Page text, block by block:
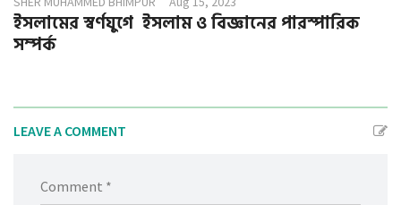
ইসলামের স্বর্ণযুগে ইসলাম ও বিজ্ঞানের পারস্পারিক
সম্পর্ক
LEAVE A COMMENT
Comment *